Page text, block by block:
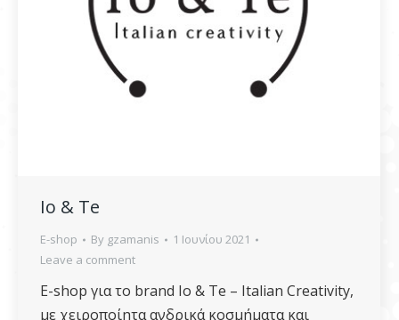
Io & Te
E-shop By gzamanis
1 Ιουνίου 2021
Leave a comment
E-shop για το brand Io & Te – Italian Creativity,
με χειροποίητα ανδρικά κοσμήματα και